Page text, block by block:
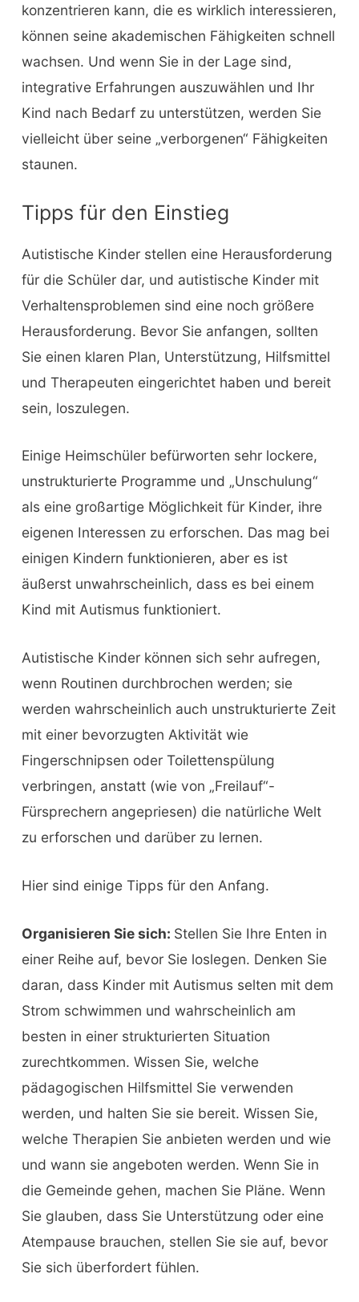
konzentrieren kann, die es wirklich interessieren,
können seine akademischen Fähigkeiten schnell
wachsen. Und wenn Sie in der Lage sind,
integrative Erfahrungen auszuwählen und Ihr
Kind nach Bedarf zu unterstützen, werden Sie
vielleicht über seine „verborgenen“ Fähigkeiten
staunen.
Tipps für den Einstieg
Autistische Kinder stellen eine Herausforderung
für die Schüler dar, und autistische Kinder mit
Verhaltensproblemen sind eine noch größere
Herausforderung. Bevor Sie anfangen, sollten
Sie einen klaren Plan, Unterstützung, Hilfsmittel
und Therapeuten eingerichtet haben und bereit
sein, loszulegen.
Einige Heimschüler befürworten sehr lockere,
unstrukturierte Programme und „Unschulung“
als eine großartige Möglichkeit für Kinder, ihre
eigenen Interessen zu erforschen. Das mag bei
einigen Kindern funktionieren, aber es ist
äußerst unwahrscheinlich, dass es bei einem
Kind mit Autismus funktioniert.
Autistische Kinder können sich sehr aufregen,
wenn Routinen durchbrochen werden; sie
werden wahrscheinlich auch unstrukturierte Zeit
mit einer bevorzugten Aktivität wie
Fingerschnipsen oder Toilettenspülung
verbringen, anstatt (wie von „Freilauf“-
Fürsprechern angepriesen) die natürliche Welt
zu erforschen und darüber zu lernen.
Hier sind einige Tipps für den Anfang.
Organisieren Sie sich: Stellen Sie Ihre Enten in
einer Reihe auf, bevor Sie loslegen. Denken Sie
daran, dass Kinder mit Autismus selten mit dem
Strom schwimmen und wahrscheinlich am
besten in einer strukturierten Situation
zurechtkommen. Wissen Sie, welche
pädagogischen Hilfsmittel Sie verwenden
werden, und halten Sie sie bereit. Wissen Sie,
welche Therapien Sie anbieten werden und wie
und wann sie angeboten werden. Wenn Sie in
die Gemeinde gehen, machen Sie Pläne. Wenn
Sie glauben, dass Sie Unterstützung oder eine
Atempause brauchen, stellen Sie sie auf, bevor
Sie sich überfordert fühlen.